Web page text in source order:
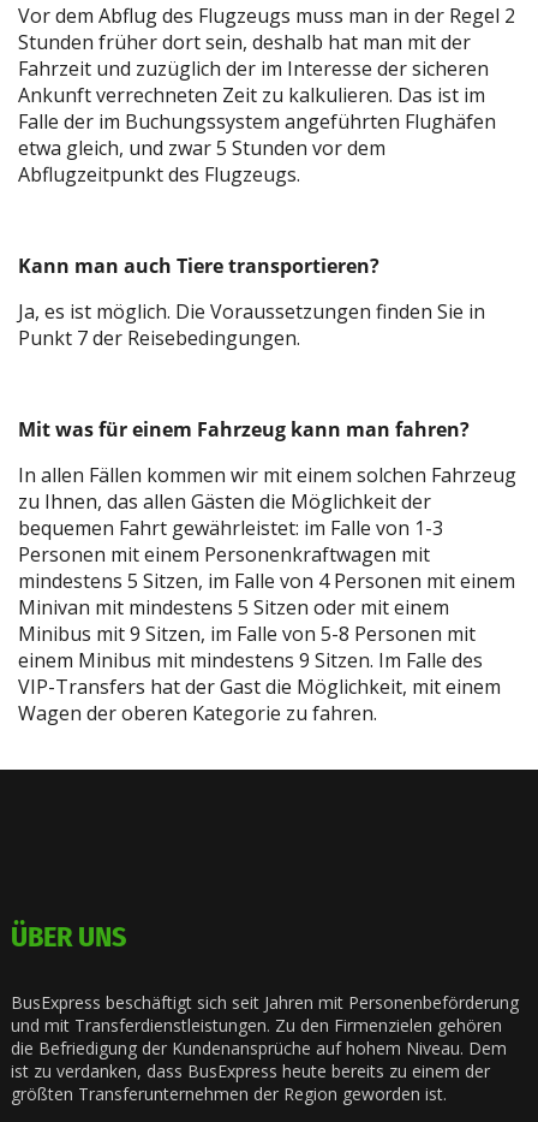
Vor dem Abflug des Flugzeugs muss man in der Regel 2
Stunden früher dort sein, deshalb hat man mit der
Fahrzeit und zuzüglich der im Interesse der sicheren
Ankunft verrechneten Zeit zu kalkulieren. Das ist im
Falle der im Buchungssystem angeführten Flughäfen
etwa gleich, und zwar 5 Stunden vor dem
Abflugzeitpunkt des Flugzeugs.
Kann man auch Tiere transportieren?
Ja, es ist möglich. Die Voraussetzungen finden Sie in
Punkt 7 der Reisebedingungen.
Mit was für einem Fahrzeug kann man fahren?
In allen Fällen kommen wir mit einem solchen Fahrzeug
zu Ihnen, das allen Gästen die Möglichkeit der
bequemen Fahrt gewährleistet: im Falle von 1-3
Personen mit einem Personenkraftwagen mit
mindestens 5 Sitzen, im Falle von 4 Personen mit einem
Minivan mit mindestens 5 Sitzen oder mit einem
Minibus mit 9 Sitzen, im Falle von 5-8 Personen mit
einem Minibus mit mindestens 9 Sitzen. Im Falle des
VIP-Transfers hat der Gast die Möglichkeit, mit einem
Wagen der oberen Kategorie zu fahren.
ÜBER UNS
BusExpress beschäftigt sich seit Jahren mit Personenbeförderung
und mit Transferdienstleistungen. Zu den Firmenzielen gehören
die Befriedigung der Kundenansprüche auf hohem Niveau. Dem
ist zu verdanken, dass BusExpress heute bereits zu einem der
größten Transferunternehmen der Region geworden ist.